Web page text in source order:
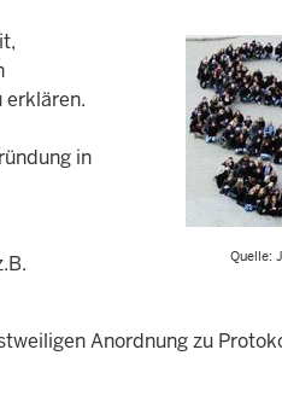
Quelle:
erklären.
in
Anordnung zu